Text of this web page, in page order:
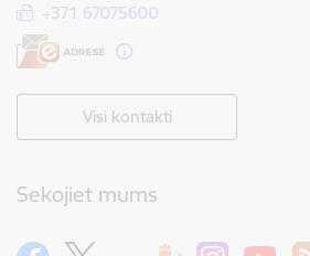
+371 67075600
Visi kontakti
Sekojiet mums